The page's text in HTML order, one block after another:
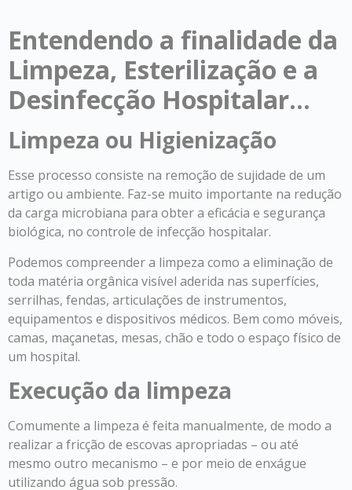
Entendendo a finalidade da
Limpeza, Esterilização e a
Desinfecção Hospitalar…
Limpeza ou Higienização
Esse processo consiste na remoção de sujidade de um
artigo ou ambiente. Faz-se muito importante na redução
da carga microbiana para obter a eficácia e segurança
biológica, no controle de infecção hospitalar.
Podemos compreender a limpeza como a eliminação de
toda matéria orgânica visível aderida nas superfícies,
serrilhas, fendas, articulações de instrumentos,
equipamentos e dispositivos médicos. Bem como móveis,
camas, maçanetas, mesas, chão e todo o espaço físico de
um hospital.
Execução da limpeza
Comumente a limpeza é feita manualmente, de modo a
realizar a fricção de escovas apropriadas – ou até
mesmo outro mecanismo – e por meio de enxágue
utilizando água sob pressão.